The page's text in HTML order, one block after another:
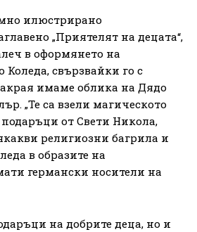
илюстрирано
„Приятелят на децата“,
в оформянето на
свързвайки го с
имаме облика на Дядо
„Те са взели магическото
от Свети Никола,
религиозни багрила и
в образите на
германски носители на
на добрите деца, но и